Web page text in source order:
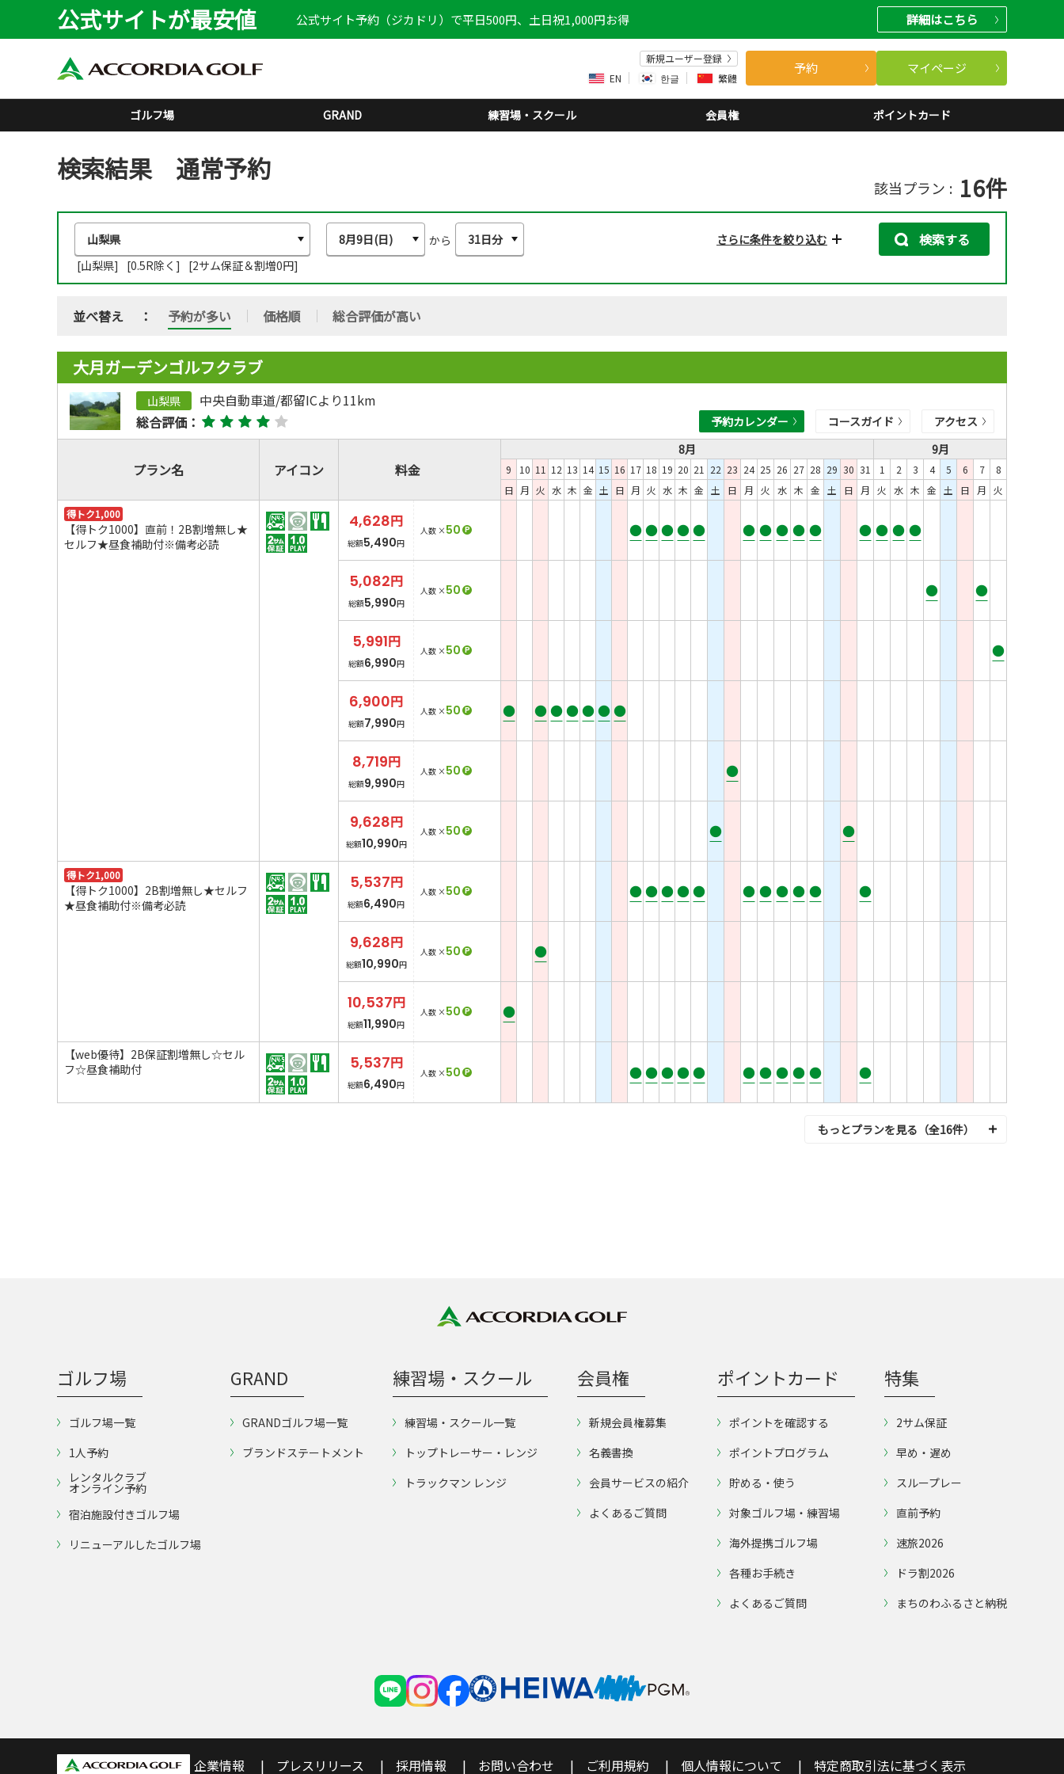
公式サイトが最安値 公式サイト予約（ジカドリ）で平日500円、土日祝1,000円お得 詳細はこちら
新規ユーザー登録
EN
한글 繁體
予約 マイページ
ゴルフ場 GRAND 練習場・スクール 会員権 ポイントカード
検索結果 通常予約
該当プラン 16件
から さらに条件を絞り込む 検索する
[山梨県] [0.5R除く] [2サム保証＆割増0円]
並べ替え 予約が多い 価格順 総合評価が高い
大月ガーデンゴルフクラブ
山梨県
中央自動車道/都留ICより11km
総合評価：
予約カレンダー コースガイド アクセス
プラン名 アイコン 料金
8月 9月
9 10 11 12 13 14 15 16 17 18 19 20 21 22 23 24 25 26 27 28 29 30 31 1 2 3 4 5 6 7
8
日 月 火 水 木 金 土 日 月 火 水 木 金 土 日 月 火 水 木 金 土 日 月 火 水 木 金 土 日 月 火
得トク1,000
【得トク1000】直前！2B割増無し★
セルフ★昼食補助付※備考必読
4,628円
総額5,490円
人数 × 50 P ●●●●● ● ● ● ● ● ● ● ● ●
5,082円
総額5,990円
人数 × 50 P ● ●
5,991円
総額6,990円
人数 × 50 P ●
6,900円
総額7,990円
人数 × 50 P ● ●●●●●●
8,719円
総額9,990円
人数 × 50 P ●
9,628円
総額10,990円
人数 × 50 P ● ●
得トク1,000
【得トク1000】2B割増無し★セルフ
★昼食補助付※備考必読
5,537円
総額6,490円
人数 × 50 P ●●●●● ● ● ● ● ● ●
9,628円
総額10,990円
人数 × 50 P ●
10,537円
総額11,990円
人数 × 50 P ●
【web優待】2B保証割増無し☆セル
フ☆昼食補助付
5,537円
総額6,490円
人数 × 50 P ●●●●● ● ● ● ● ● ●
もっとプランを見る（全16件）
ゴルフ場
ゴルフ場一覧
1人予約
レンタルクラブ
オンライン予約
宿泊施設付きゴルフ場
リニューアルしたゴルフ場
GRAND
GRANDゴルフ場一覧
ブランドステートメント
練習場・スクール
練習場・スクール一覧
トップトレーサー・レンジ
トラックマン レンジ
会員権
新規会員権募集
名義書換
会員サービスの紹介
よくあるご質問
ポイントカード
ポイントを確認する
ポイントプログラム
貯める・使う
対象ゴルフ場・練習場
海外提携ゴルフ場
各種お手続き
よくあるご質問
特集
2サム保証
早め・遅め
スループレー
直前予約
速旅2026
ドラ割2026
まちのわふるさと納税
企業情報 プレスリリース 採用情報 お問い合わせ ご利用規約 個人情報について 特定商取引法に基づく表示